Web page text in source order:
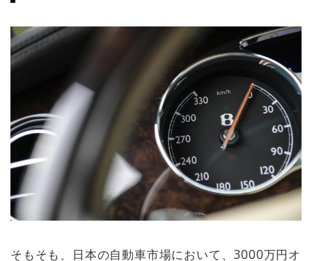
そもそも、日本の自動車市場において、3000万円オ